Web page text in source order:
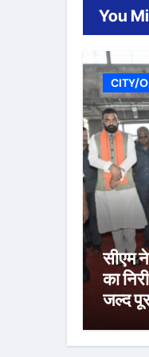
You
CITY/
सीएम
का
जल्द